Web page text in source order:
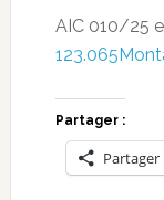
AIC 010/25
Partager :
Partager